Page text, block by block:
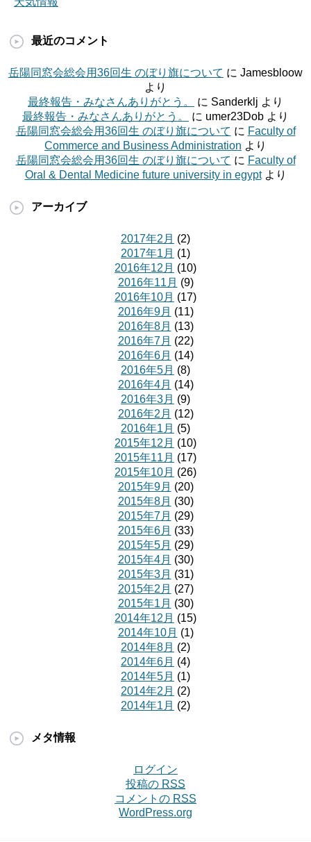
最近のコメント
岳陽同窓会総会用36回生 のぼり旗について に Jamesbloow
より
最終報告・みなさんありがとう。
に Sanderklj より
最終報告・みなさんありがとう。
に umer23Dob より
岳陽同窓会総会用36回生 のぼり旗について に Faculty of
Commerce and Business Administration より
岳陽同窓会総会用36回生 のぼり旗について に Faculty of
Oral & Dental Medicine future university in egyptより
アーカイブ
2017年2月 (2)
2017年1月 (1)
2016年12月 (10)
2016年11月 (9)
2016年10月 (17)
2016年9月 (11)
2016年8月 (13)
2016年7月 (22)
2016年6月 (14)
2016年5月 (8)
2016年4月 (14)
2016年3月 (9)
2016年2月 (12)
2016年1月 (5)
2015年12月 (10)
2015年11月 (17)
2015年10月 (26)
2015年9月 (20)
2015年8月 (30)
2015年7月 (29)
2015年6月 (33)
2015年5月 (29)
2015年4月 (30)
2015年3月 (31)
2015年2月 (27)
2015年1月 (30)
2014年12月 (15)
2014年10月 (1)
2014年8月 (2)
2014年6月 (4)
2014年5月 (1)
2014年2月 (2)
2014年1月 (2)
メタ情報
ログイン
投稿の RSS
コメントの RSS
WordPress.org